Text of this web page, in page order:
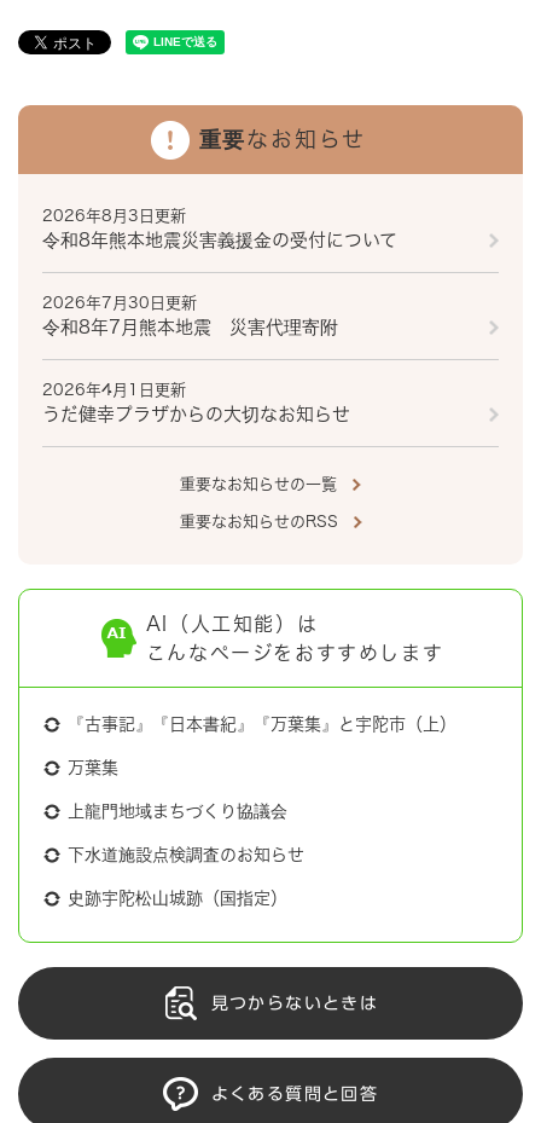
重要なお知らせ
2026年8月3日更新
令和8年熊本地震災害義援金の受付について
2026年7月30日更新
令和8年7月熊本地震 災害代理寄附
2026年4月1日更新
うだ健幸プラザからの大切なお知らせ
重要なお知らせの一覧
重要なお知らせのRSS
AI（人工知能）は
こんなページをおすすめします
『古事記』『日本書紀』『万葉集』と宇陀市（上）
万葉集
上龍門地域まちづくり協議会
下水道施設点検調査のお知らせ
史跡宇陀松山城跡（国指定）
見つからないときは
よくある質問と回答